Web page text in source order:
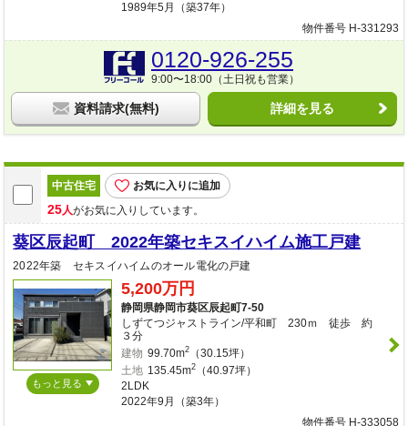
1989年5月（築37年）
物件番号 H-331293
0120-926-255
9:00〜18:00（土日祝も営業）
資料請求(無料) 詳細を見る
中古住宅 お気に入りに追加
25人がお気に入りしています。
葵区辰起町 2022年築セキスイハイム施工戸建
2022年築 セキスイハイムのオール電化の戸建
もっと見る
5,200万円
静岡県静岡市葵区辰起町7-50
しずてつジャストライン/平和町 230ｍ 徒歩 約
３分
建物 99.70m2（30.15坪）
土地 135.45m2（40.97坪）
2LDK
2022年9月（築3年）
物件番号 H-333058